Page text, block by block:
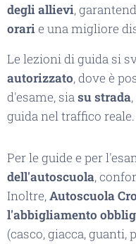
degli allievi,
orarie una migliore
Le lezioni di guida si
autorizzato, dove è
d'esame, siasu strada
guida nel traffico reale.
Per le guide e per
dell'autoscuola,
Inoltre,Autoscuola
l'abbigliamento
(casco, giacca, guanti,